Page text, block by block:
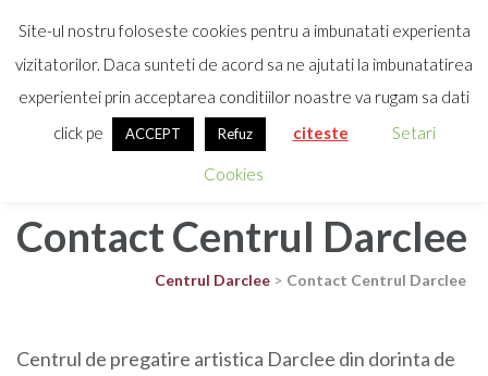
CENTRU DE PREGATIRE
ARTISTICA
INSCRIE-TE
Contact Centrul Darclee
Centrul Darclee > Contact Centrul Darclee
Centrul de pregatire artistica Darclee din dorinta de
Site-ul nostru foloseste cookies pentru a imbunatati experienta
vizitatorilor. Daca sunteti de acord sa ne ajutati la imbunatatirea
experientei prin acceptarea conditiilor noastre va rugam sa dati
click pe
ACCEPT Refuz citeste Setari
Cookies